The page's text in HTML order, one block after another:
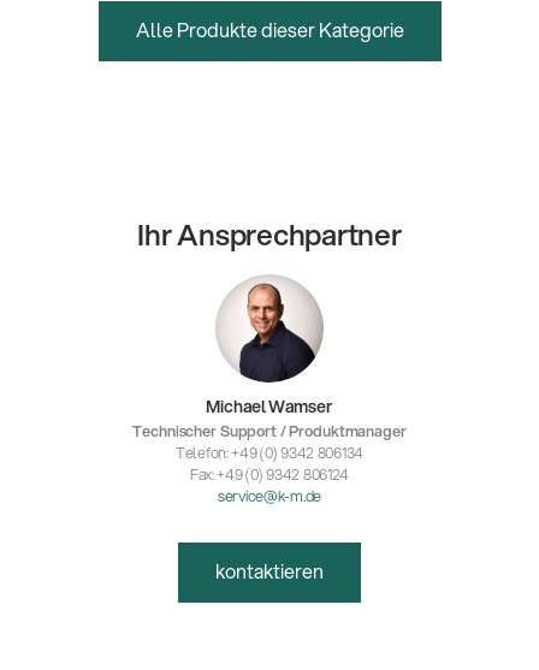
Alle Produkte dieser Kategorie
Ihr Ansprechpartner
Michael Wamser
Technischer Support / Produktmanager
Telefon: +49 (0) 9342 806134
Fax: +49 (0) 9342 806124
service@k-m.de
kontaktieren